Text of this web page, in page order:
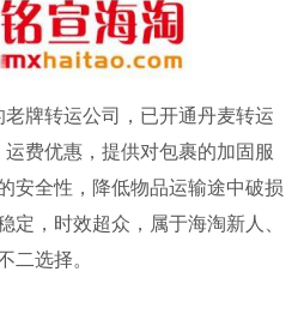
老牌转运公司，已开通丹麦转运
费优惠，提供对包裹的加固服
安全性，降低物品运输途中破损
定，时效超众，属于海淘新人、
二选择。